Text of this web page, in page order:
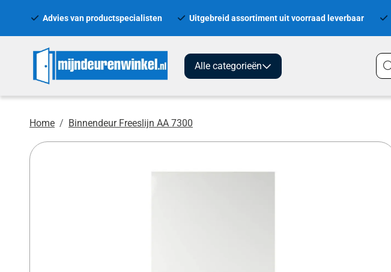
Advies van productspecialisten Uitgebreid assortiment uit voorraad leverbaar
Alle categorieën
Home Binnendeur Freeslijn AA 7300